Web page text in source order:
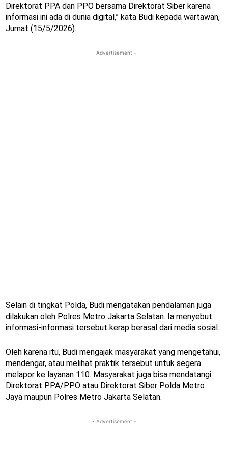
Direktorat PPA dan PPO bersama Direktorat Siber karena
informasi ini ada di dunia digital,” kata Budi kepada wartawan,
Jumat (15/5/2026).
- Advertisement -
Selain di tingkat Polda, Budi mengatakan pendalaman juga
dilakukan oleh Polres Metro Jakarta Selatan. Ia menyebut
informasi-informasi tersebut kerap berasal dari media sosial.
Oleh karena itu, Budi mengajak masyarakat yang mengetahui,
mendengar, atau melihat praktik tersebut untuk segera
melapor ke layanan 110. Masyarakat juga bisa mendatangi
Direktorat PPA/PPO atau Direktorat Siber Polda Metro
Jaya maupun Polres Metro Jakarta Selatan.
- Advertisement -